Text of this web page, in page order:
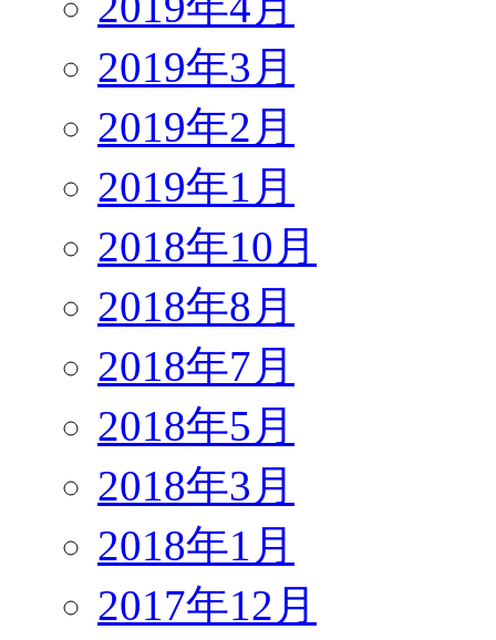
2019年3月
2019年2月
2019年1月
2018年10月
2018年8月
2018年7月
2018年5月
2018年3月
2018年1月
2017年12月